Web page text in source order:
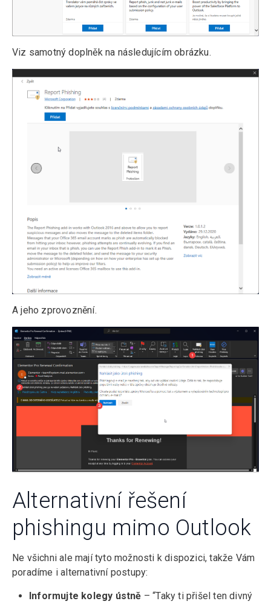
Viz samotný doplněk na následujícím obrázku.
A jeho zprovoznění.
Alternativní řešení
phishingu mimo Outlook
Ne všichni ale mají tyto možnosti k dispozici, takže Vám
poradíme i alternativní postupy:
Informujte kolegy ústně – “Taky ti přišel ten divný